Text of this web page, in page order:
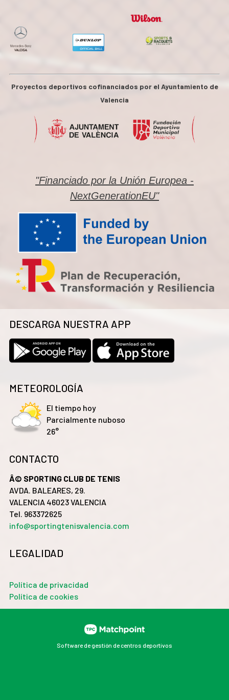
Proyectos deportivos cofinanciados por el Ayuntamiento de
Valencia
"Financiado por la Unión Europea -
NextGenerationEU"
DESCARGA NUESTRA APP
METEOROLOGÍA
El tiempo hoy
Parcialmente nuboso
26°
CONTACTO
Â© SPORTING CLUB DE TENIS
AVDA. BALEARES, 29.
VALENCIA 46023 VALENCIA
Tel. 963372625
info@sportingtenisvalencia.com
LEGALIDAD
Política de privacidad
Política de cookies
Software de gestión de centros deportivos